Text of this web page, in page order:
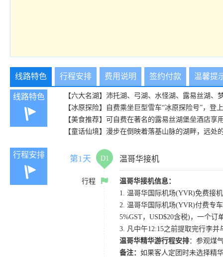
线路特色 行程安排 费用说明 签约付款 温馨提
线路特色
【六大名湖】沛托湖、弓湖、水怪湖、露易丝湖
【冰原探险】自费乘坐巨型雪车“冰原探险号”，登
【美食推荐】可自费在著名的露易丝湖堡垒酒店享
【童话仙境】漫步在倒映着落基山脉的湖畔，远
行程安排 第1天 D1 温哥华接机
行程
温哥华接机信息：
1. 温哥华国际机场(YVR)免费接
2. 温哥华国际机场(YVR)付费专
5%GST，USD$20含税)，一个订
3. 凡中午12:15之前提取完行李
温哥华精华游行程安排：参观煤
备注： 如果客人定团时未选择精